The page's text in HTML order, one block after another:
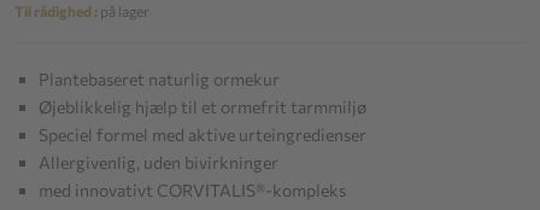
Til rådighed : på lager
Plantebaseret naturlig ormekur
Øjeblikkelig hjælp til et ormefrit tarmmiljø
Speciel formel med aktive urteingredienser
Allergivenlig, uden bivirkninger
med innovativt CORVITALIS®-kompleks